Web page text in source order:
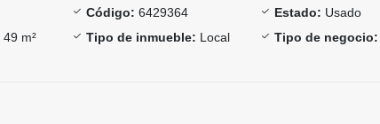
Código: 6429364 Estado: Usado
49 m² Tipo de inmueble: Local Tipo de negocio: